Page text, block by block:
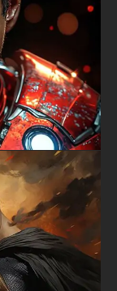
de Spider-Man,
ou que
style
d'écran
à votre
de pluie
résolution
qui
Chaque
de la toile du
en 4K HD
de toiles du
portable,
en plusieurs
optimisés